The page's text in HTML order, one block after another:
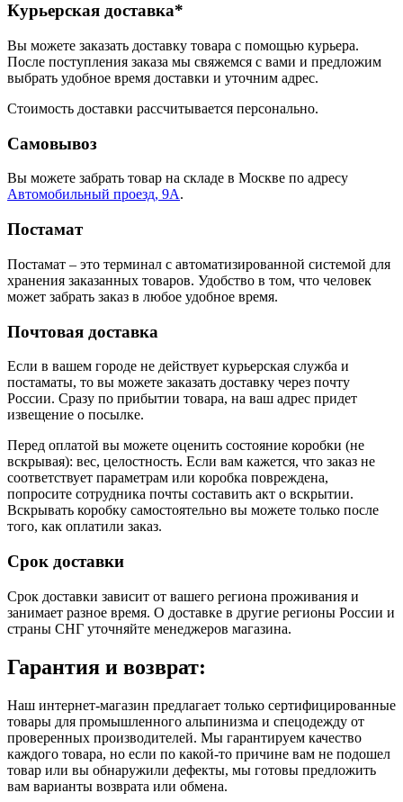
Курьерская доставка*
Вы можете заказать доставку товара с помощью курьера.
После поступления заказа мы свяжемся с вами и предложим
выбрать удобное время доставки и уточним адрес.
Стоимость доставки рассчитывается персонально.
Самовывоз
Вы можете забрать товар на складе в Москве по адресу
Автомобильный проезд, 9А.
Постамат
Постамат – это терминал с автоматизированной системой для
хранения заказанных товаров. Удобство в том, что человек
может забрать заказ в любое удобное время.
Почтовая доставка
Если в вашем городе не действует курьерская служба и
постаматы, то вы можете заказать доставку через почту
России. Сразу по прибытии товара, на ваш адрес придет
извещение о посылке.
Перед оплатой вы можете оценить состояние коробки (не
вскрывая): вес, целостность. Если вам кажется, что заказ не
соответствует параметрам или коробка повреждена,
попросите сотрудника почты составить акт о вскрытии.
Вскрывать коробку самостоятельно вы можете только после
того, как оплатили заказ.
Срок доставки
Срок доставки зависит от вашего региона проживания и
занимает разное время. О доставке в другие регионы России и
страны СНГ уточняйте менеджеров магазина.
Гарантия и возврат:
Наш интернет-магазин предлагает только сертифицированные
товары для промышленного альпинизма и спецодежду от
проверенных производителей. Мы гарантируем качество
каждого товара, но если по какой-то причине вам не подошел
товар или вы обнаружили дефекты, мы готовы предложить
вам варианты возврата или обмена.